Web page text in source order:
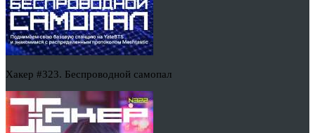
Хакер #323. Беспроводной самопал